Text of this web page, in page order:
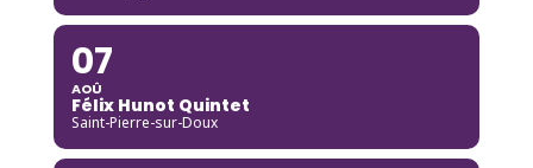
07
AOÛ
Félix Hunot Quintet
Saint-Pierre-sur-Doux